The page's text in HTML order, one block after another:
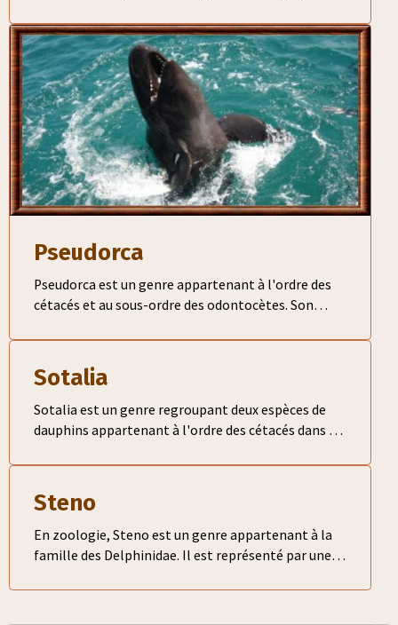
(Peponocephala electra)
Pseudorca
Pseudorca est un genre appartenant à l'ordre des
cétacés et au sous-ordre des odontocètes. Son
crassidens)
Sotalia
Sotalia est un genre regroupant deux espèces de
dauphins appartenant à l'ordre des cétacés dans la
espèces de dauphins
Steno
En zoologie, Steno est un genre appartenant à la
famille des Delphinidae. Il est représenté par une